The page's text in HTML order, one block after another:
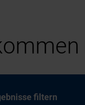
filtern